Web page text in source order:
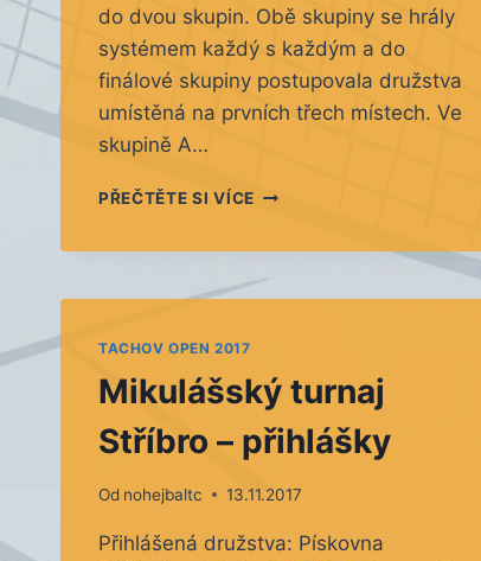
do dvou skupin. Obě skupiny se hrály
systémem každý s každým a do
finálové skupiny postupovala družstva
umístěná na prvních třech místech. Ve
skupině A…
PŘEČTĚTE SI VÍCEMIKULÁŠSKÝ
TACHOV OPEN 2017
Mikulášský turnaj
Stříbro – přihlášky
Od nohejbaltc 13.11.2017
Přihlášená družstva: Pískovna